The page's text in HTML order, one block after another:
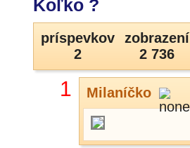
Koľko ?
príspevkov
2
zobrazení
2 736
1 Milaníčko